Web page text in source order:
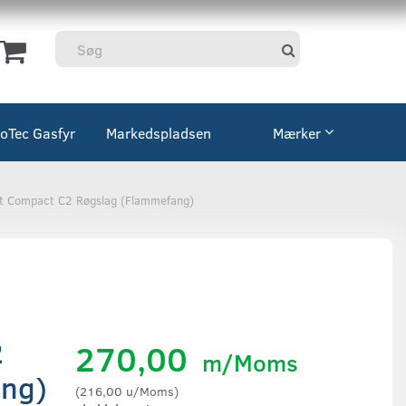
Gasfyr Markedspladsen Mærker
Compact C2 Røgslag (Flammefang)
270,00 m/Moms
(216,00 u/Moms)